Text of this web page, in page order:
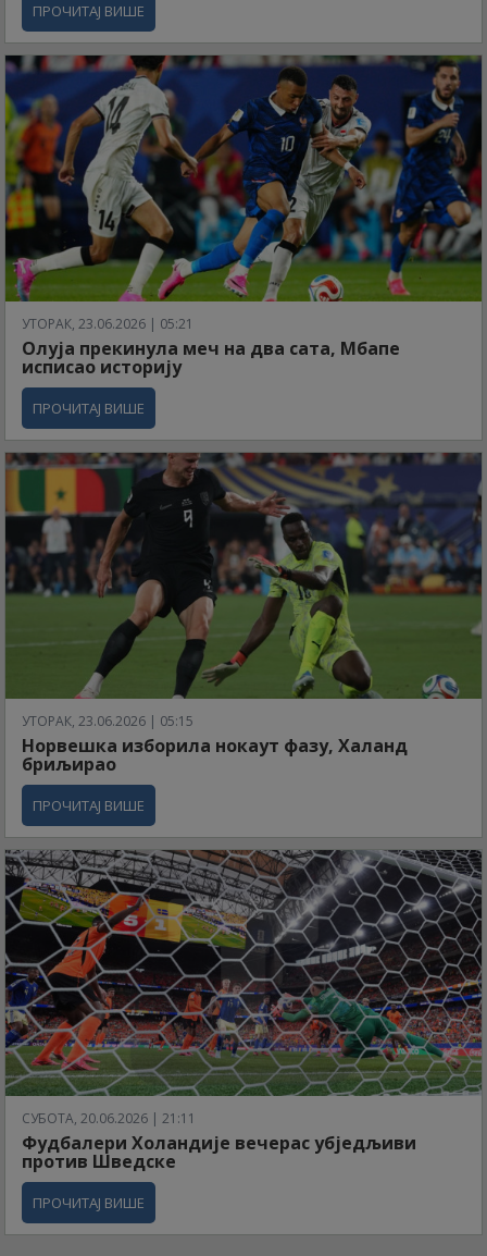
ПРОЧИТАЈ ВИШЕ
УТОРАК, 23.06.2026 | 05:21
Олуја прекинула меч на два сата, Мбапе
исписао историју
ПРОЧИТАЈ ВИШЕ
УТОРАК, 23.06.2026 | 05:15
Норвешка изборила нокаут фазу, Халанд
бриљирао
ПРОЧИТАЈ ВИШЕ
СУБОТА, 20.06.2026 | 21:11
Фудбалери Холандије вечерас убједљиви
против Шведске
ПРОЧИТАЈ ВИШЕ